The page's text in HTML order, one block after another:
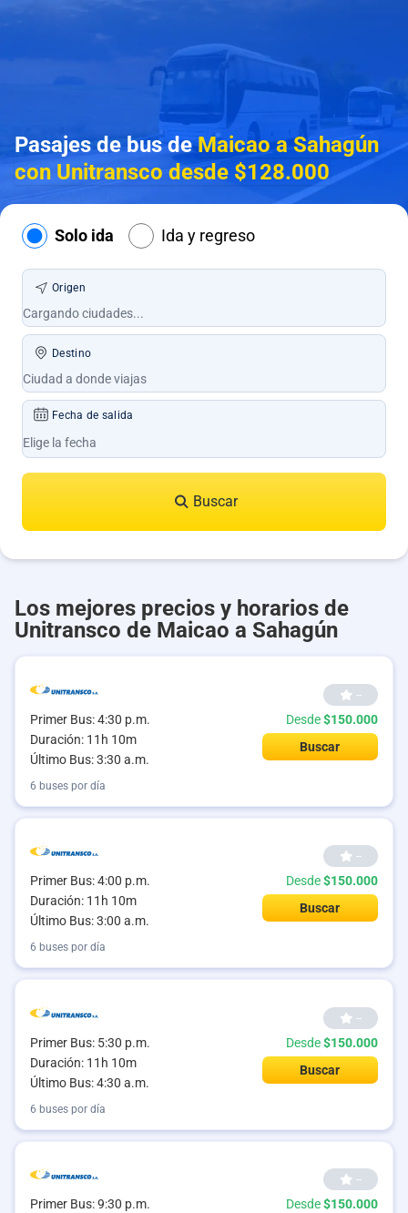
Pasajes de bus deMaicao a Sahagún
con Unitransco desde $128.000
Solo ida Ida y regreso
Origen
Destino
Fecha de salida
Buscar
Los mejores precios y horarios de
Unitransco de Maicao a Sahagún
Primer Bus: 4:30 p.m.
Duración: 11h 10m
Último Bus: 3:30 a.m.
--
Desde$150.000
Buscar
6 buses por día
Primer Bus: 4:00 p.m.
Duración: 11h 10m
Último Bus: 3:00 a.m.
--
Desde$150.000
Buscar
6 buses por día
Primer Bus: 5:30 p.m.
Duración: 11h 10m
Último Bus: 4:30 a.m.
--
Desde$150.000
Buscar
6 buses por día
Primer Bus: 9:30 p.m.
--
Desde$150.000